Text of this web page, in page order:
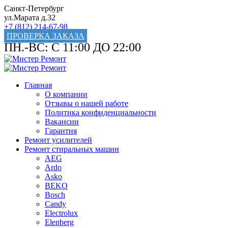
Санкт-Петербург
ул.Марата д.32
+7 (812) 214-67-98
ПРОВЕРКА ЗАКАЗА
ПН.-ВС: С 11:00 ДО 22:00
Главная
О компании
Отзывы о нашей работе
Политика конфиденциальности
Вакансии
Гарантия
Ремонт усилителей
Ремонт стиральных машин
AEG
Ardo
Asko
BEKO
Bosch
Candy
Electrolux
Elenberg